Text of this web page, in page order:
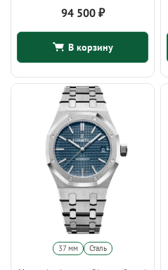
94 500 ₽
В корзину
37 мм Сталь